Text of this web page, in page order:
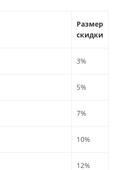
Размер
скидки
3%
5%
7%
10%
12%